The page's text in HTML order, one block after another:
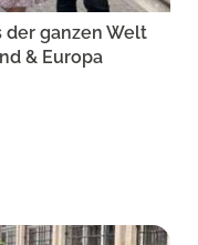
der ganzen Welt
& Europa